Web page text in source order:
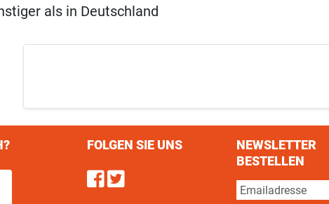
als in Deutschland
FOLGEN SIE UNS
Find us on Facebook
Follow us on Twitter
NEWSLETTER
BESTELLEN